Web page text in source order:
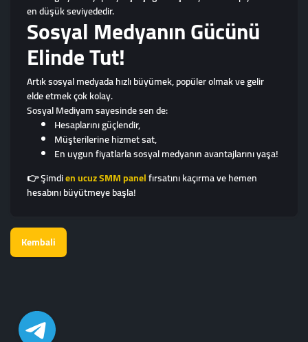
en düşük seviyededir.
Sosyal Medyanın Gücünü
Elinde Tut!
Artık sosyal medyada hızlı büyümek, popüler olmak ve gelir
elde etmek çok kolay.
Sosyal Mediyam sayesinde sen de:
Hesaplarını güçlendir,
Müşterilerine hizmet sat,
En uygun fiyatlarla sosyal medyanın avantajlarını yaşa!
👉 Şimdien ucuz SMM panelfırsatını kaçırma ve hemen
hesabını büyütmeye başla!
Kembali